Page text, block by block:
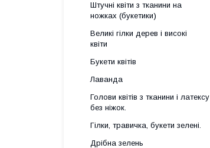
Штучні квіти з тканини на
ножках (букетики)
Великі гілки дерев і високі
квіти
Букети квітів
Лаванда
Голови квітів з тканини і латексу
без ніжок.
Гілки, травичка, букети зелені.
Дрібна зелень